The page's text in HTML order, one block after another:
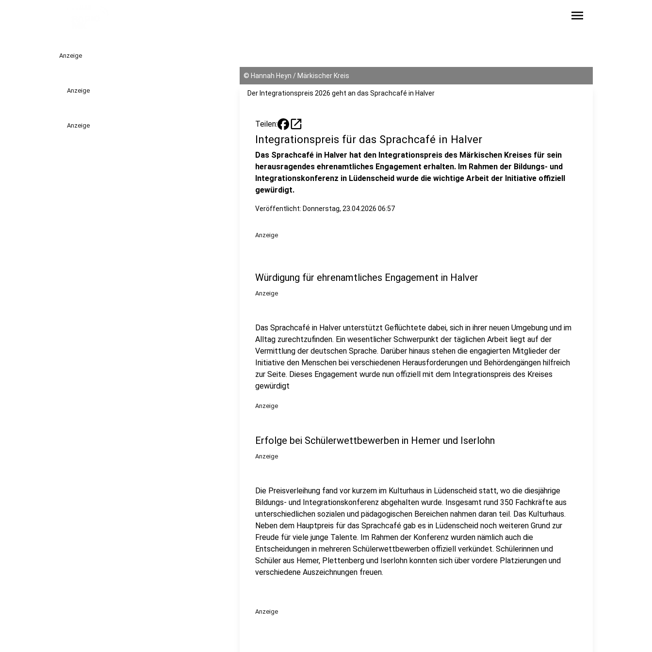
menu
Anzeige
Anzeige
Anzeige
© Hannah Heyn / Märkischer Kreis
Der Integrationspreis 2026 geht an das Sprachcafé in Halver
Teilen: open_in_new
Integrationspreis für das Sprachcafé in Halver
Das Sprachcafé in Halver hat den Integrationspreis des Märkischen Kreises für sein
herausragendes ehrenamtliches Engagement erhalten. Im Rahmen der Bildungs- und
Integrationskonferenz in Lüdenscheid wurde die wichtige Arbeit der Initiative offiziell
gewürdigt.
Veröffentlicht: Donnerstag, 23.04.2026 06:57
Anzeige
Würdigung für ehrenamtliches Engagement in Halver
Anzeige
Das Sprachcafé in Halver unterstützt Geflüchtete dabei, sich in ihrer neuen Umgebung und im
Alltag zurechtzufinden. Ein wesentlicher Schwerpunkt der täglichen Arbeit liegt auf der
Vermittlung der deutschen Sprache. Darüber hinaus stehen die engagierten Mitglieder der
Initiative den Menschen bei verschiedenen Herausforderungen und Behördengängen hilfreich
zur Seite. Dieses Engagement wurde nun offiziell mit dem Integrationspreis des Kreises
gewürdigt
Anzeige
Erfolge bei Schülerwettbewerben in Hemer und Iserlohn
Anzeige
Die Preisverleihung fand vor kurzem im Kulturhaus in Lüdenscheid statt, wo die diesjährige
Bildungs- und Integrationskonferenz abgehalten wurde. Insgesamt rund 350 Fachkräfte aus
unterschiedlichen sozialen und pädagogischen Bereichen nahmen daran teil. Das Kulturhaus.
Neben dem Hauptpreis für das Sprachcafé gab es in Lüdenscheid noch weiteren Grund zur
Freude für viele junge Talente. Im Rahmen der Konferenz wurden nämlich auch die
Entscheidungen in mehreren Schülerwettbewerben offiziell verkündet. Schülerinnen und
Schüler aus Hemer, Plettenberg und Iserlohn konnten sich über vordere Platzierungen und
verschiedene Auszeichnungen freuen.
Anzeige